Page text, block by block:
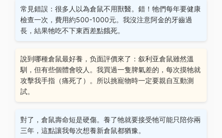
常見錯誤：很多人以為倉鼠不用獸醫。錯！牠們每年要健康
檢查一次，費用約500-1000元。我沒注意阿金的牙齒過
長，結果牠吃不下東西差點餓死。
說到哪種倉鼠最好養，负面評價來了：叙利亚倉鼠雖然溫
馴，但有些個體會咬人。我買過一隻脾氣差的，每次摸牠就
攻擊我手指（痛死了）。所以挑寵物時一定要親自互動測
試。
對了，倉鼠壽命短是硬傷。養了牠就要接受牠可能只陪你兩
三年，這點讓我每次想養新倉鼠都猶豫。